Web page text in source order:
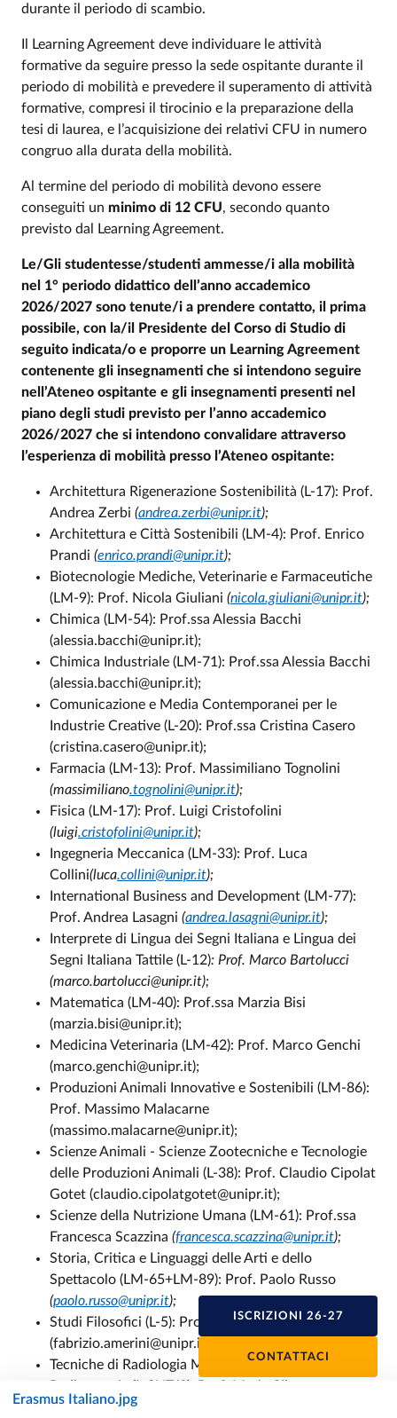
ISCRIZIONI 26-27
CONTATTACI
Erasmus Italiano.jpg
durante il periodo di scambio.
Il Learning Agreement deve individuare le attività
formative da seguire presso la sede ospitante durante il
periodo di mobilità e prevedere il superamento di attività
formative, compresi il tirocinio e la preparazione della
tesi di laurea, e l’acquisizione dei relativi CFU in numero
congruo alla durata della mobilità.
Al termine del periodo di mobilità devono essere
conseguiti un minimo di 12 CFU, secondo quanto
previsto dal Learning Agreement.
Le/Gli studentesse/studenti ammesse/i alla mobilità
nel 1° periodo didattico dell’anno accademico
2026/2027 sono tenute/i a prendere contatto, il prima
possibile, con la/il Presidente del Corso di Studio di
seguito indicata/o e proporre un Learning Agreement
contenente gli insegnamenti che si intendono seguire
nell’Ateneo ospitante e gli insegnamenti presenti nel
piano degli studi previsto per l’anno accademico
2026/2027 che si intendono convalidare attraverso
l’esperienza di mobilità presso l’Ateneo ospitante:
Architettura Rigenerazione Sostenibilità (L-17): Prof.
Andrea Zerbi (andrea.zerbi@unipr.it);
Architettura e Città Sostenibili (LM-4): Prof. Enrico
Prandi (enrico.prandi@unipr.it);
Biotecnologie Mediche, Veterinarie e Farmaceutiche
(LM-9): Prof. Nicola Giuliani (nicola.giuliani@unipr.it);
Chimica (LM-54): Prof.ssa Alessia Bacchi
(alessia.bacchi@unipr.it);
Chimica Industriale (LM-71): Prof.ssa Alessia Bacchi
(alessia.bacchi@unipr.it);
Comunicazione e Media Contemporanei per le
Industrie Creative (L-20): Prof.ssa Cristina Casero
(cristina.casero@unipr.it);
Farmacia (LM-13): Prof. Massimiliano Tognolini
(massimiliano.tognolini@unipr.it);
Fisica (LM-17): Prof. Luigi Cristofolini
(luigi.cristofolini@unipr.it);
Ingegneria Meccanica (LM-33): Prof. Luca
Collini(luca.collini@unipr.it);
International Business and Development (LM-77):
Prof. Andrea Lasagni (andrea.lasagni@unipr.it);
Interprete di Lingua dei Segni Italiana e Lingua dei
Segni Italiana Tattile (L-12): Prof. Marco Bartolucci
(marco.bartolucci@unipr.it);
Matematica (LM-40): Prof.ssa Marzia Bisi
(marzia.bisi@unipr.it);
Medicina Veterinaria (LM-42): Prof. Marco Genchi
(marco.genchi@unipr.it);
Produzioni Animali Innovative e Sostenibili (LM-86):
Prof. Massimo Malacarne
(massimo.malacarne@unipr.it);
Scienze Animali - Scienze Zootecniche e Tecnologie
delle Produzioni Animali (L-38): Prof. Claudio Cipolat
Gotet (claudio.cipolatgotet@unipr.it);
Scienze della Nutrizione Umana (LM-61): Prof.ssa
Francesca Scazzina (francesca.scazzina@unipr.it);
Storia, Critica e Linguaggi delle Arti e dello
Spettacolo (LM-65+LM-89): Prof. Paolo Russo
(paolo.russo@unipr.it);
Studi Filosofici (L-5): Prof. Fabrizio Amerini
(fabrizio.amerini@unipr.it);
Tecniche di Radiologia Medica per Immagini e
(mario.silva@unipr.it).